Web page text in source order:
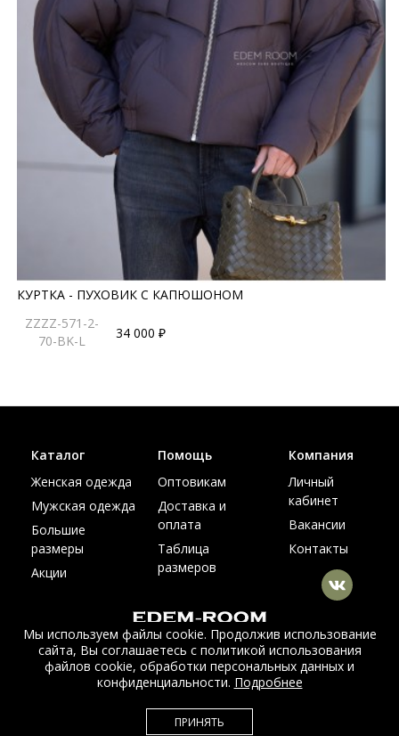
КУРТКА - ПУХОВИК С КАПЮШОНОМ
ZZZZ-571-2-
70-BK-L
34 000 ₽
© Интернет магазин верхней одежды из меха и кожи
EDEM-ROOM 2011-2026
является публичной офертой.
Каталог
Женская одежда
Мужская одежда
Большие
размеры
Акции
Помощь
Оптовикам
Доставка и
оплата
Таблица
размеров
Компания
Личный
кабинет
Вакансии
Контакты
Мы используем файлы cookie. Продолжив использование
сайта, Вы соглашаетесь с политикой использования
файлов cookie, обработки персональных данных и
конфиденциальности. Подробнее
ПРИНЯТЬ